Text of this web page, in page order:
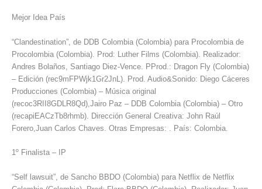
Mejor Idea País
“Clandestination”, de DDB Colombia (Colombia) para Procolombia de
Procolombia (Colombia). Prod: Luther Films (Colombia). Realizador:
Andres Bolaños, Santiago Diez-Vence. PProd.: Dragon Fly (Colombia)
– Edición (rec9mFPWjk1Gr2JnL). Prod. Audio&Sonido: Diego Cáceres
Producciones (Colombia) – Música original
(recoc3RII8GDLR8Qd),Jairo Paz – DDB Colombia (Colombia) – Otro
(recapiEACzTb8rhmb). Dirección General Creativa: John Raúl
Forero,Juan Carlos Chaves. Otras Empresas: . País: Colombia.
1º Finalista – IP
“Self lawsuit”, de Sancho BBDO (Colombia) para Netflix de Netflix